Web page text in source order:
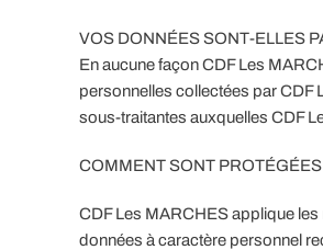
VOS DONNÉES SONT-ELLES
En aucune façon CDF Les
personnelles collectées par CDF
sous-traitantes auxquelles CDF
COMMENT SONT
CDF Les MARCHES applique
données à caractère personnel